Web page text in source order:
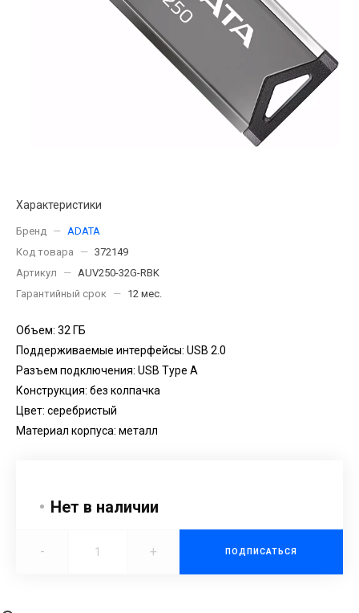
Характеристики
Бренд — ADATA
Код товара
— 372149
Артикул
— AUV250-32G-RBK
Гарантийный срок
— 12 мес.
Объем: 32 ГБ
Поддерживаемые интерфейсы: USB 2.0
Разъем подключения: USB Type A
Конструкция: без колпачка
Цвет: серебристый
Материал корпуса: металл
Нет в наличии
- + ПОДПИСАТЬСЯ